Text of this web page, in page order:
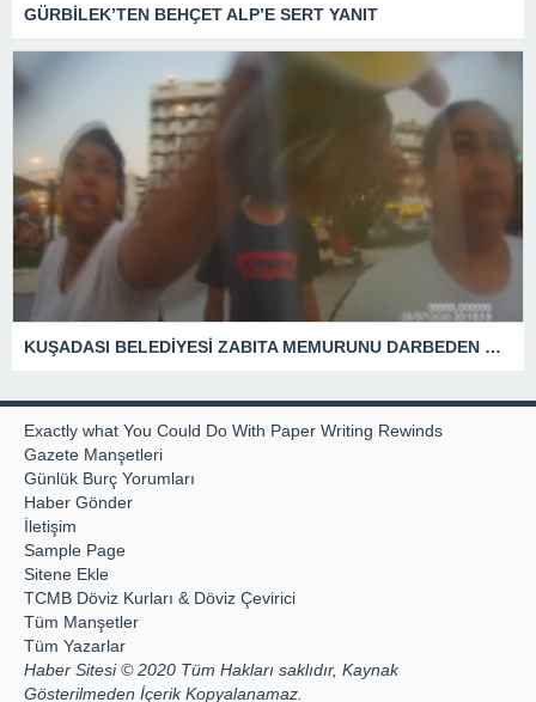
GÜRBİLEK’TEN BEHÇET ALP’E SERT YANIT
KUŞADASI BELEDİYESİ ZABITA MEMURUNU DARBEDEN DİLENCİ 2 KADIN TUTUKLANDI
Exactly what You Could Do With Paper Writing Rewinds
Gazete Manşetleri
Günlük Burç Yorumları
Haber Gönder
İletişim
Sample Page
Sitene Ekle
TCMB Döviz Kurları & Döviz Çevirici
Tüm Manşetler
Tüm Yazarlar
Haber Sitesi © 2020 Tüm Hakları saklıdır, Kaynak
Gösterilmeden İçerik Kopyalanamaz.